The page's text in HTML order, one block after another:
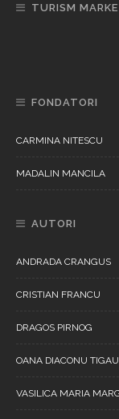
TURISM
FONDATORI
CARMINA NITESCU
MADALIN MANCILA
AUTORI
ANDRADA CRANGUS
CRISTIAN FRANCU
DRAGOS PIRNOG
OANA DIACONU TIGAU
VASILICA MARIA